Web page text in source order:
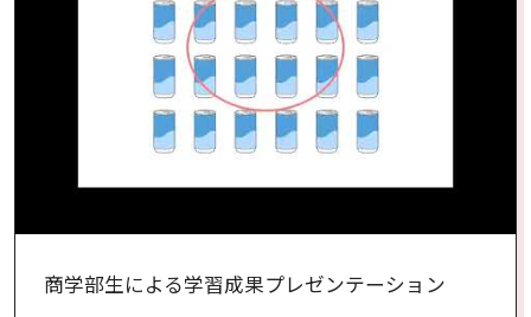
商学部生による学習成果プレゼンテーション